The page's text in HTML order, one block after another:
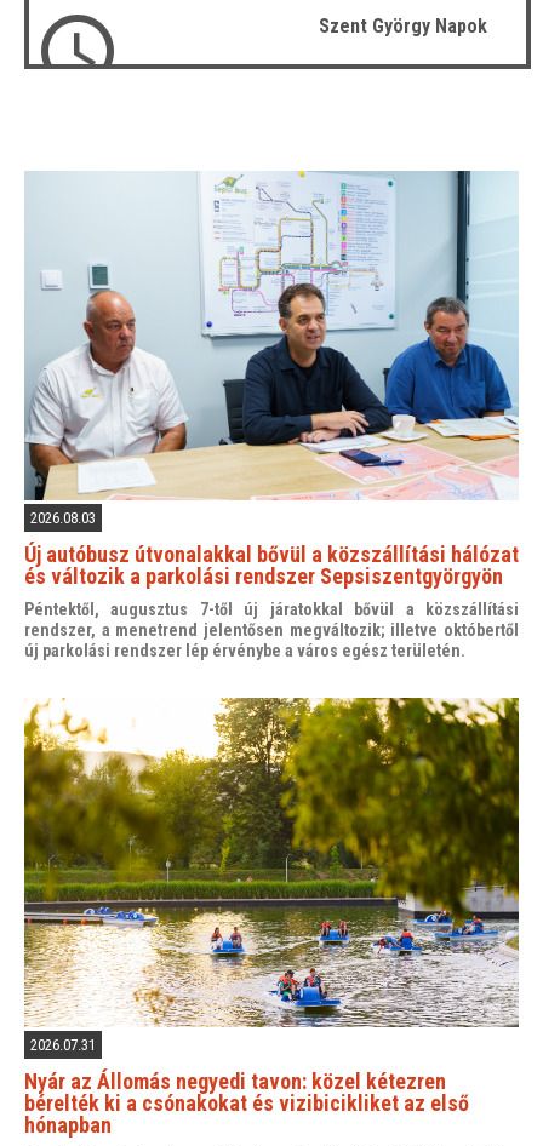
Szent György Napok
2026.08.03
Új autóbusz útvonalakkal bővül a közszállítási hálózat
és változik a parkolási rendszer Sepsiszentgyörgyön
Péntektől, augusztus 7-től új járatokkal bővül a közszállítási
rendszer, a menetrend jelentősen megváltozik; illetve októbertől
új parkolási rendszer lép érvénybe a város egész területén.
2026.07.31
Nyár az Állomás negyedi tavon: közel kétezren
bérelték ki a csónakokat és vizibicikliket az első
hónapban